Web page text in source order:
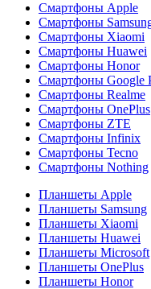
Смартфоны Apple
Смартфоны
Смартфоны Xiaomi
Смартфоны Huawei
Смартфоны Honor
Смартфоны Google
Смартфоны Realme
Смартфоны OnePlus
Смартфоны ZTE
Смартфоны Infinix
Смартфоны Tecno
Смартфоны Nothing
Планшеты Apple
Планшеты Samsung
Планшеты Xiaomi
Планшеты Huawei
Планшеты Microsoft
Планшеты OnePlus
Планшеты Honor